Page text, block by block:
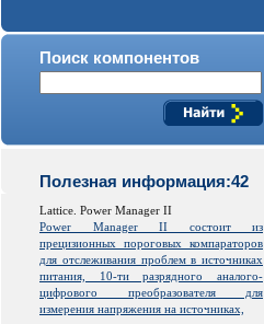
Поиск компонентов
Полезная информация:42
Lattice. Power Manager II
Power Manager II состоит из
прецизионных пороговых компараторов
для отслеживания проблем в источниках
питания, 10-ти разрядного аналого-
цифрового преобразователя для
измерения напряжения на источниках,